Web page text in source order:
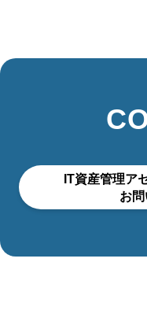
IT資産管理ア
お